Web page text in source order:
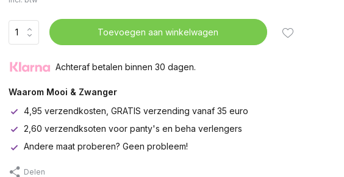
Toevoegen aan winkelwagen
Achteraf betalen binnen 30 dagen.
Waarom Mooi & Zwanger
4,95 verzendkosten, GRATIS verzending vanaf 35 euro
2,60 verzendksoten voor panty's en beha verlengers
Andere maat proberen? Geen probleem!
Delen